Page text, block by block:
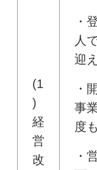
(1
)
経
営
改
・
人
迎
・
事
度
・